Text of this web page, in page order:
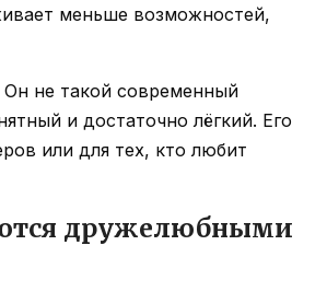
меньше возможностей,
не такой современный
и достаточно лёгкий. Его
или для тех, кто любит
дружелюбными